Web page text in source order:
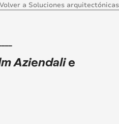
Volver a Soluciones arquitectónicas
Aziendali e